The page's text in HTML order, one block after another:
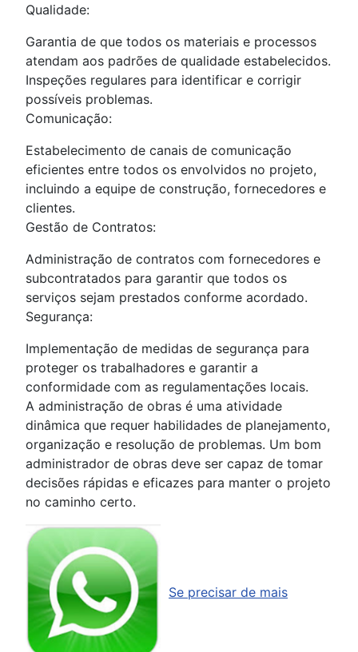
Qualidade:
Garantia de que todos os materiais e processos
atendam aos padrões de qualidade estabelecidos.
Inspeções regulares para identificar e corrigir
possíveis problemas.
Comunicação:
Estabelecimento de canais de comunicação
eficientes entre todos os envolvidos no projeto,
incluindo a equipe de construção, fornecedores e
clientes.
Gestão de Contratos:
Administração de contratos com fornecedores e
subcontratados para garantir que todos os
serviços sejam prestados conforme acordado.
Segurança:
Implementação de medidas de segurança para
proteger os trabalhadores e garantir a
conformidade com as regulamentações locais.
A administração de obras é uma atividade
dinâmica que requer habilidades de planejamento,
organização e resolução de problemas. Um bom
administrador de obras deve ser capaz de tomar
decisões rápidas e eficazes para manter o projeto
no caminho certo.
Se precisar de mais